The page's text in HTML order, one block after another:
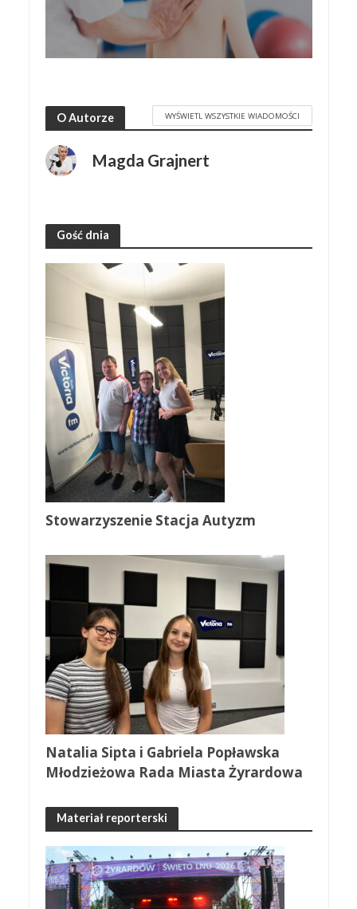
O Autorze WYŚWIETL WSZYSTKIE WIADOMOŚCI
Magda Grajnert
Gość dnia
Stowarzyszenie Stacja Autyzm
Natalia Sipta i Gabriela Popławska
Młodzieżowa Rada Miasta Żyrardowa
Materiał reporterski